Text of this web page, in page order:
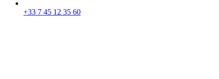
+33 7 45 12 35 60